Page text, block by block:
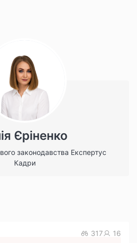
Єріненко
законодавства Експертус
Кадри
317 16